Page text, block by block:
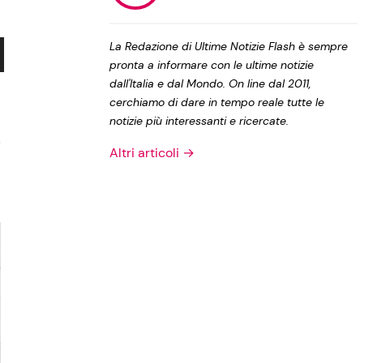
Privacy Policy
La Redazione di Ultime Notizie Flash è sempre
pronta a informare con le ultime notizie
dall'Italia e dal Mondo. On line dal 2011,
cerchiamo di dare in tempo reale tutte le
notizie più interessanti e ricercate.
Altri articoli →